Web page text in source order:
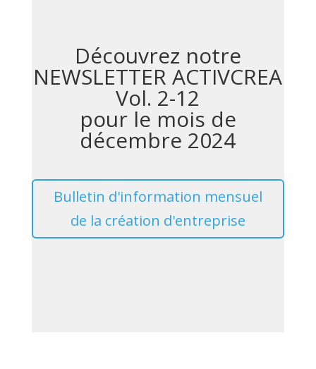
Découvrez notre
NEWSLETTER ACTIVCREA
Vol. 2-12
pour le mois de
décembre 2024
Bulletin d'information mensuel
de la création d'entreprise